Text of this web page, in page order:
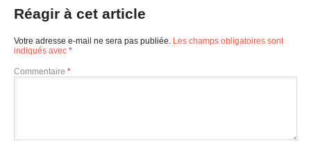
Réagir à cet article
Votre adresse e-mail ne sera pas publiée. Les champs obligatoires sont
indiqués avec *
Commentaire *